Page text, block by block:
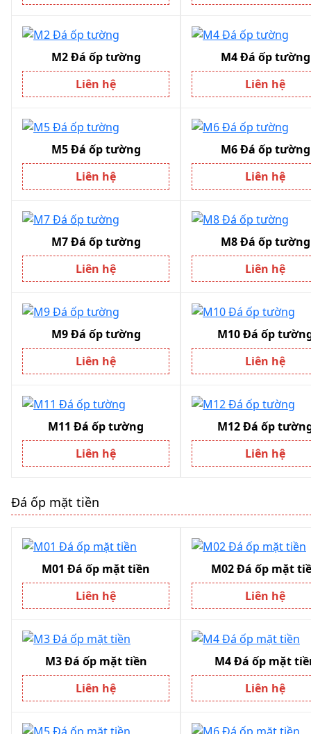
M2 Đá ốp tường
Liên hệ
M4 Đá ốp tường
Liên hệ
M5 Đá ốp tường
Liên hệ
M6 Đá ốp tường
Liên hệ
M7 Đá ốp tường
Liên hệ
M8 Đá ốp tường
Liên hệ
M9 Đá ốp tường
Liên hệ
M10 Đá ốp
Liên hệ
M11 Đá ốp tường
Liên hệ
M12 Đá ốp
Liên hệ
Đá ốp mặt tiền
M01 Đá ốp mặt tiền
Liên hệ
M02 Đá ốp mặt
Liên hệ
M3 Đá ốp mặt tiền
Liên hệ
M4 Đá ốp mặt
Liên hệ